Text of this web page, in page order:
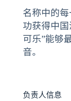
名称中的
功获得中
可乐”能够
音。
负责人信息